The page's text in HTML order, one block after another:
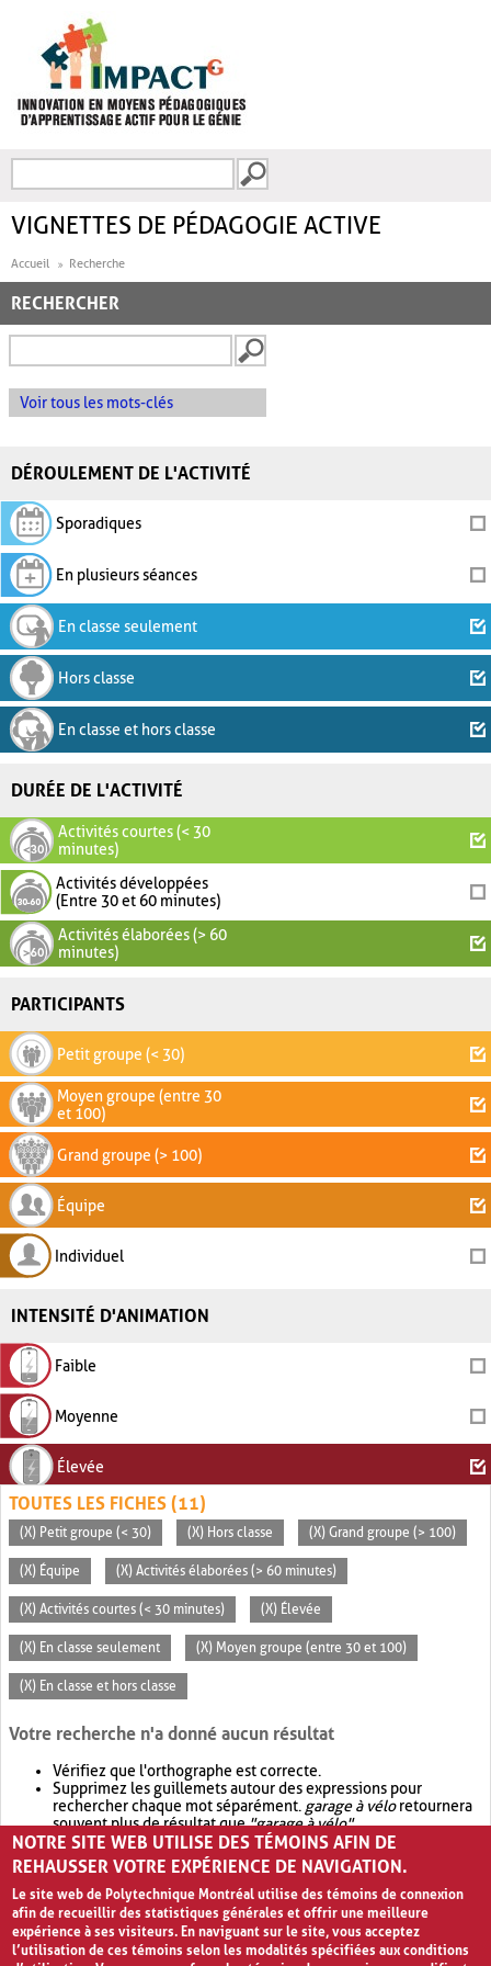
FORMULAIRE DE
VIGNETTES DE PÉDAGOGIE ACTIVE
Accueil Recherche
RECHERCHER
Voir tous les mots-clés
DÉROULEMENT DE L'ACTIVITÉ
Sporadiques
En plusieurs séances
En classe seulement
Hors classe
En classe et hors classe
DURÉE DE L'ACTIVITÉ
Activités courtes (< 30
minutes)
Activités développées
(Entre 30 et 60 minutes)
Activités élaborées (> 60
minutes)
PARTICIPANTS
Petit groupe (< 30)
Moyen groupe (entre 30
et 100)
Grand groupe (> 100)
Équipe
Individuel
INTENSITÉ D'ANIMATION
Faible
Moyenne
Élevée
TOUTES LES FICHES (11)
(X) Petit groupe (< 30) (X) Hors classe (X) Grand groupe (> 100)
(X) Équipe (X) Activités élaborées (> 60 minutes)
(X) Activités courtes (< 30 minutes) (X) Élevée
(X) En classe seulement (X) Moyen groupe (entre 30 et 100)
(X) En classe et hors classe
Votre recherche n'a donné aucun résultat
Vérifiez que l'orthographe est correcte.
Supprimez les guillemets autour des expressions pour
rechercher chaque mot séparément. garage à véloretournera
souvent plus de résultat que"garage à vélo".
Envisagez d'élargir votre recherche avec OR.garage OR vélo
retournera souvent plus de résultat quegarage à vélo
NOTRE SITE WEB UTILISE DES TÉMOINS AFIN DE
REHAUSSER VOTRE EXPÉRIENCE DE NAVIGATION.
Le site web de Polytechnique Montréal utilise des témoins de connexion
afin de recueillir des statistiques générales et offrir une meilleure
expérience à ses visiteurs. En naviguant sur le site, vous acceptez
l’utilisation de ces témoins selon les modalités spécifiées aux conditions